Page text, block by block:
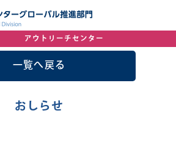
アウトリーチセンター
一覧へ戻る
おしらせ